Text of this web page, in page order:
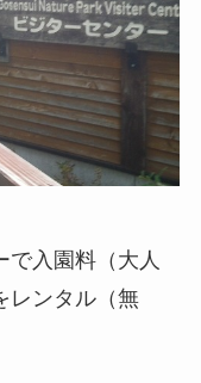
で入園料（大人
レンタル（無